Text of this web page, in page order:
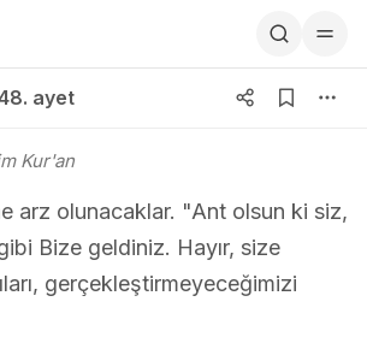
ayet
Kur'an
arz olunacaklar. "Ant olsun ki siz,
Bize geldiniz. Hayır, size
gerçekleştirmeyeceğimizi